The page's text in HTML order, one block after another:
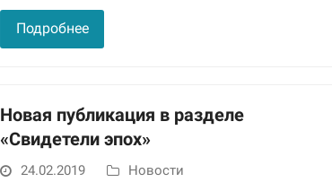
Подробнее
Новая публикация в разделе
«Свидетели эпох»
24.02.2019 Новости
будете получать